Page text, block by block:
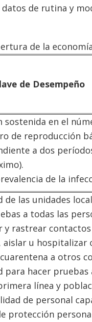
de rutina y
de la
de Desempeño
sostenida en el
de reproducción
a dos
de la
de las unidades
a todas las
y rastrear
aislar u
a otros
para hacer
línea y
de personal
protección